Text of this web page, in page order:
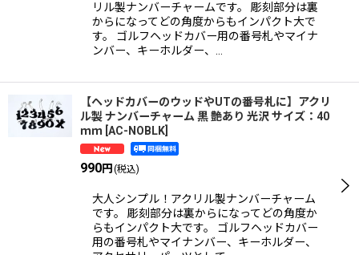
リル製ナンバーチャームです。 彫刻部分は裏
からになってどの角度からもインパクト大で
す。 ゴルフヘッドカバー用の番号札やマイナ
ンバー、キーホルダー、…
【ヘッドカバーのウッドやUTの番号札に】アクリ
ル製 ナンバーチャーム 黒 艶あり 光沢 サイズ：40
ｍｍ AC-NOBLK
990円 (税込)
大人シンプル！アクリル製ナンバーチャーム
です。 彫刻部分は裏からになってどの角度か
らもインパクト大です。 ゴルフヘッドカバー
用の番号札やマイナンバー、キーホルダー、